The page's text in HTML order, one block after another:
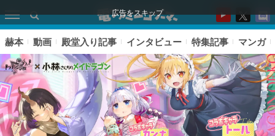
広告をスキップ
赫本 動画 殿堂入り記事 インタビュー 特集記事 マンガ